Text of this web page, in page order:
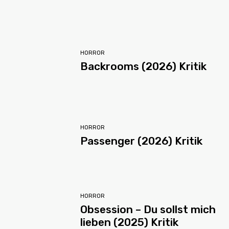
HORROR
Backrooms (2026) Kritik
HORROR
Passenger (2026) Kritik
HORROR
Obsession – Du sollst mich
lieben (2025) Kritik